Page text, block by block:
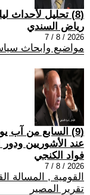
(8) تحليل لأحداث ليلة أمس في العراق
رياض السندي
2026 / 8 / 7
مواضيع وابحاث
(9) السابع من آب
عند الأشوريين
فواد الكنجي
2026 / 8 / 7
القومية , المسالة
تقرير المصير